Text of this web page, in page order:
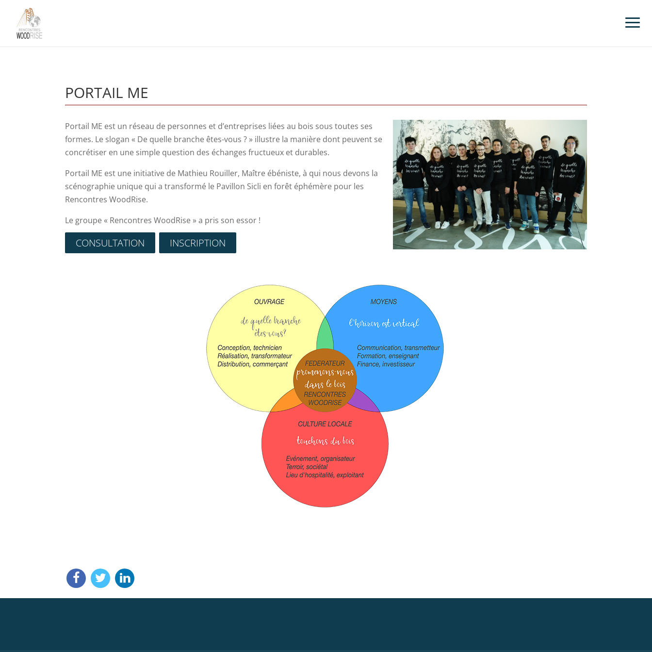
PORTAIL ME
Portail ME est un réseau de personnes et d’entreprises liées au bois sous toutes ses
formes. Le slogan « De quelle branche êtes-vous ? » illustre la manière dont peuvent se
concrétiser en une simple question des échanges fructueux et durables.
Portail ME est une initiative de Mathieu Rouiller, Maître ébéniste, à qui nous devons la
scénographie unique qui a transformé le Pavillon Sicli en forêt éphémère pour les
Rencontres WoodRise.
Le groupe « Rencontres WoodRise » a pris son essor !
CONSULTATION INSCRIPTION